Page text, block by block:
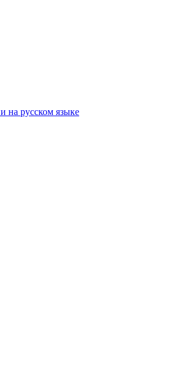
на русском языке